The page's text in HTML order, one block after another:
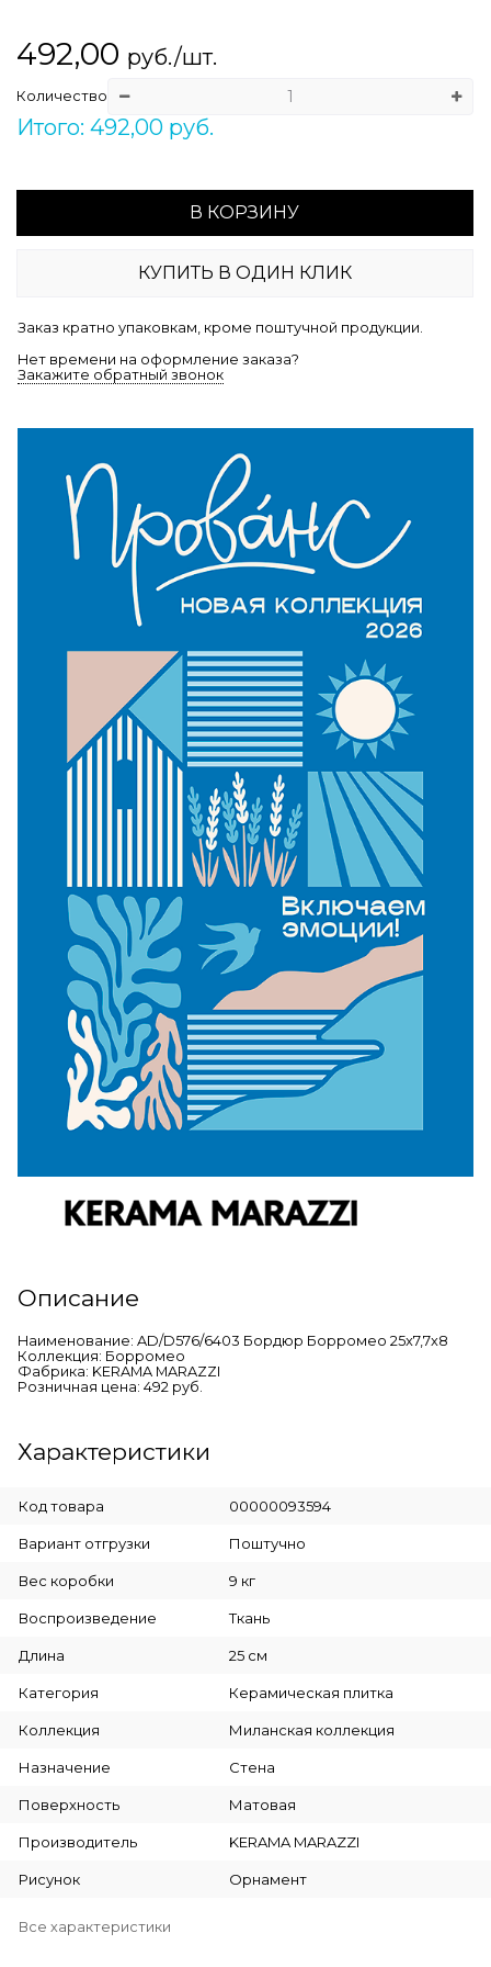
492,00 руб./шт.
Количество
Итого: 492,00 руб.
В КОРЗИНУ
КУПИТЬ В ОДИН КЛИК
Заказ кратно упаковкам, кроме поштучной продукции.
Нет времени на оформление заказа?
Закажите обратный звонок
Описание
Наименование: AD/D576/6403 Бордюр Борромео 25x7,7x8
Коллекция: Борромео
Фабрика: KERAMA MARAZZI
Розничная цена: 492 руб.
Характеристики
Код товара 00000093594
Вариант отгрузки Поштучно
Вес коробки 9 кг
Воспроизведение Ткань
Длина 25 см
Категория Керамическая плитка
Коллекция Миланская коллекция
Назначение Стена
Поверхность Матовая
Производитель KERAMA MARAZZI
Рисунок Орнамент
Все характеристики